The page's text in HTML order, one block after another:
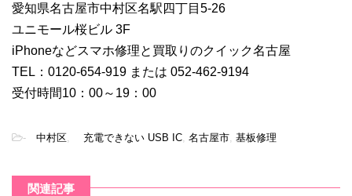
愛知県名古屋市中村区名駅四丁目5-26
ユニモール桜ビル 3F
iPhoneなどスマホ修理と買取りのクイック名古屋
TEL：0120-654-919 または 052-462-9194
受付時間10：00～19：00
- 中村区 充電できない USB IC 名古屋市 基板修理
関連記事